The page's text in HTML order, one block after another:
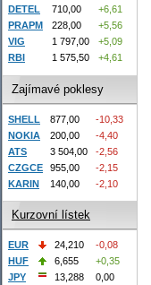
DETEL
710,00
+6,61
PRAPM
228,00
+5,56
VIG
1 797,00
+5,09
RBI
1 575,50 +4,61
Zajímavé poklesy
SHELL 877,00
-10,33
NOKIA
200,00
-4,40
ATS
3 504,00
-2,56
CZGCE
955,00
-2,15
KARIN
140,00 -2,10
Kurzovní lístek
EUR 24,210
-0,08
HUF
6,655
+0,35
JPY
13,288
0,00